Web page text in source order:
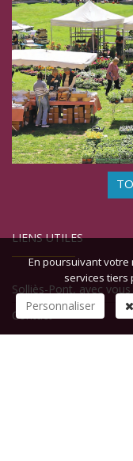
LIENS UTILES
Solliès-Pont, avec vous
Contact
En poursuivant
services tiers
Personnaliser